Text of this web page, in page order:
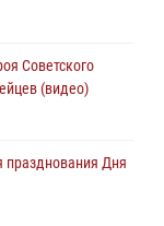
проведения
с передовыми
Советского
(видео)
празднования Дня